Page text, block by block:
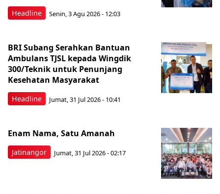
Headline Senin, 3 Agu 2026 - 12:03
Headline
BRI Subang Serahkan Bantuan
Ambulans TJSL kepada Wingdik
300/Teknik untuk Penunjang
Kesehatan Masyarakat ​
Jumat, 31 Jul 2026 - 10:41
Jatinangor
Enam Nama, Satu Amanah
Jumat, 31 Jul 2026 - 02:17